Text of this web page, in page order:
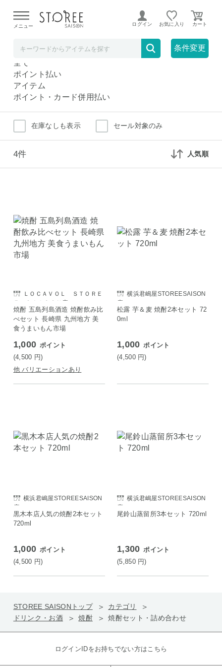
よる配送遅延が発生しております。
メニュー ログイン お気に入り
条件変更
焼酎セット・詰め合わせ
焼酎セット・詰め合わせ
全て
ポイント払い
アイテム
ポイント・カード併用払い
在庫なしも表示 セール対象のみ
4件 人気順
ＬＯＣＡＶＯＬ ＳＴＯＲＥ
Ｅ ＳＡＩＳＯＮ店
焼酎 五島列島酒造 焼酎飲み比
べセット 長崎県 九州地方 美
食うまいもん市場
1,000 ポイント
(4,500 円)
他 バリエーションあり
横浜君嶋屋STOREESAISON
店
松露 芋＆麦 焼酎2本セット 72
0ml
1,000 ポイント
(4,500 円)
横浜君嶋屋STOREESAISON
店
黒木本店人気の焼酎2本セット
720ml
1,000 ポイント
(4,500 円)
横浜君嶋屋STOREESAISON
店
尾鈴山蒸留所3本セット 720ml
1,300 ポイント
(5,850 円)
STOREE SAISONトップ
カテゴリ
ドリンク・お酒
焼酎 焼酎セット・詰め合わせ
ログインIDをお持ちでない方はこちら